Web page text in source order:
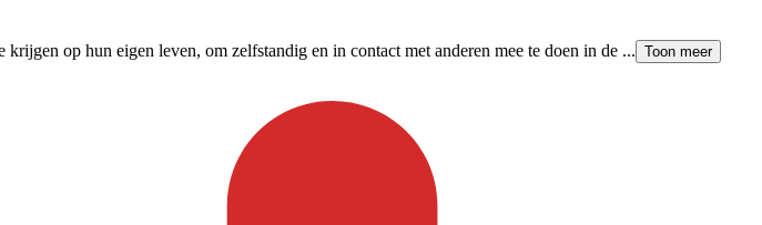
op hun eigen leven, om zelfstandig en in contact met anderen mee te doen in de ... Toon meer